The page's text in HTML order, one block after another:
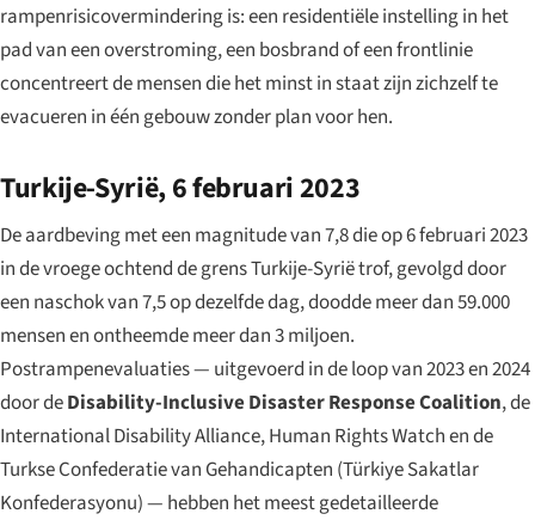
rampenrisicovermindering is: een residentiële instelling in het
pad van een overstroming, een bosbrand of een frontlinie
concentreert de mensen die het minst in staat zijn zichzelf te
evacueren in één gebouw zonder plan voor hen.
Turkije-Syrië, 6 februari 2023
De aardbeving met een magnitude van 7,8 die op 6 februari 2023
in de vroege ochtend de grens Turkije-Syrië trof, gevolgd door
een naschok van 7,5 op dezelfde dag, doodde meer dan 59.000
mensen en ontheemde meer dan 3 miljoen.
Postrampenevaluaties — uitgevoerd in de loop van 2023 en 2024
door deDisability-Inclusive Disaster Response Coalition, de
International Disability Alliance, Human Rights Watch en de
Turkse Confederatie van Gehandicapten (Türkiye Sakatlar
Konfederasyonu) — hebben het meest gedetailleerde